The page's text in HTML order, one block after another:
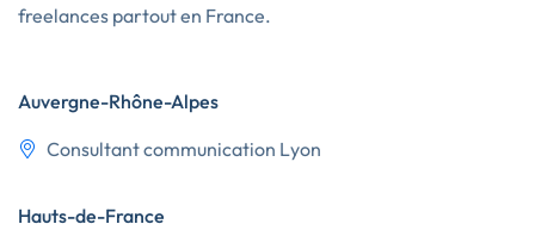
freelances partout en France.
Auvergne-Rhône-Alpes
Consultant communication Lyon
Hauts-de-France